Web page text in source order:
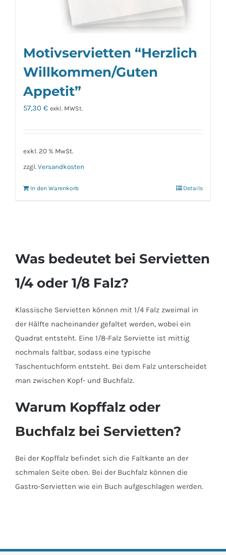
Motivservietten “Herzlich
Willkommen/Guten
Appetit”
57,30 € exkl. MWSt.
exkl. 20 % MwSt.
zzgl. Versandkosten
In den Warenkorb Details
Was bedeutet bei Servietten
1/4 oder 1/8 Falz?
Klassische Servietten können mit 1/4 Falz zweimal in
der Hälfte nacheinander gefaltet werden, wobei ein
Quadrat entsteht. Eine 1/8-Falz Serviette ist mittig
nochmals faltbar, sodass eine typische
Taschentuchform entsteht. Bei dem Falz unterscheidet
man zwischen Kopf- und Buchfalz.
Warum Kopffalz oder
Buchfalz bei Servietten?
Bei der Kopffalz befindet sich die Faltkante an der
schmalen Seite oben. Bei der Buchfalz können die
Gastro-Servietten wie ein Buch aufgeschlagen werden.